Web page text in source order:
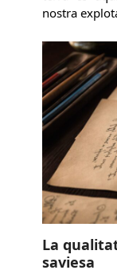
nostra
La
saviesa